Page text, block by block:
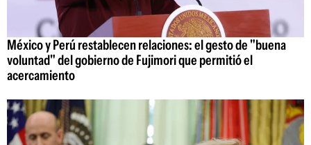
México y Perú restablecen relaciones: el gesto de "buena
voluntad" del gobierno de Fujimori que permitió el
acercamiento